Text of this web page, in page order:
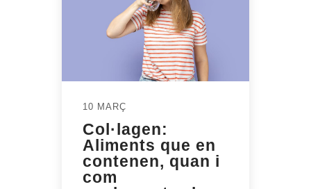
10 MARÇ
Col·lagen:
Aliments que en
contenen, quan i
com